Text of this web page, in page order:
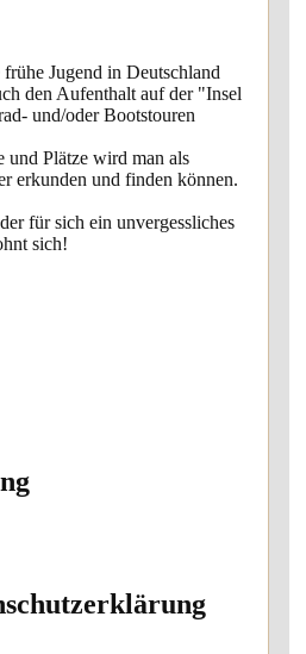
Jugend in Deutschland
den Aufenthalt auf der "Insel
und/oder Bootstouren
und Plätze wird man als
erkunden und finden können.
für sich ein unvergessliches
sich!